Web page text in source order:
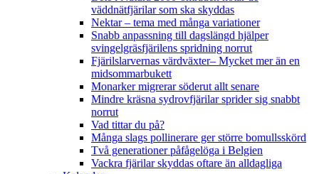
väddnätfjärilar som ska skyddas
Nektar – tema med många variationer
Snabb anpassning till dagslängd hjälper
svingelgräsfjärilens spridning norrut
Fjärilslarvernas värdväxter– Mycket mer än en
midsommarbukett
Monarker migrerar söderut allt senare
Mindre kräsna sydrovfjärilar sprider sig snabbt
norrut
Vad tittar du på?
Många slags pollinerare ger större bomullsskörd
Två generationer påfågelöga i Belgien
Vackra fjärilar skyddas oftare än alldagliga